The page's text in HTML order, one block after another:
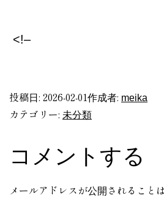
<!–
投稿日: 2026-02-01作成者: meika
カテゴリー: 未分類
コメントする
メールアドレスが公開されること